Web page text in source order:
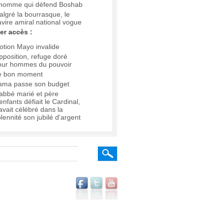
qui défend Boshab
la bourrasque, le
amiral national vogue
accès :
Mayo invalide
refuge doré
hommes du pouvoir
bon moment
passe son budget
marié et père
défiait le Cardinal,
célébré dans la
son jubilé d'argent